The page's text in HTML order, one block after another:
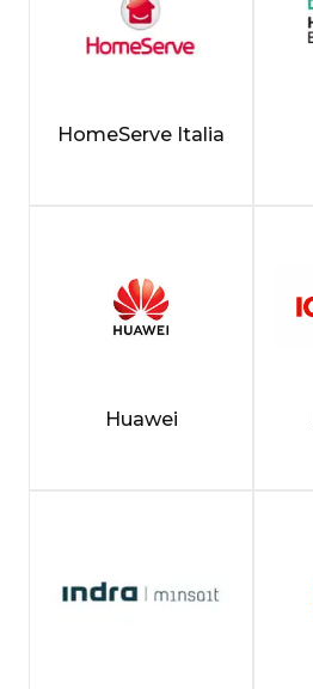
HomeServe Italia
Huawei